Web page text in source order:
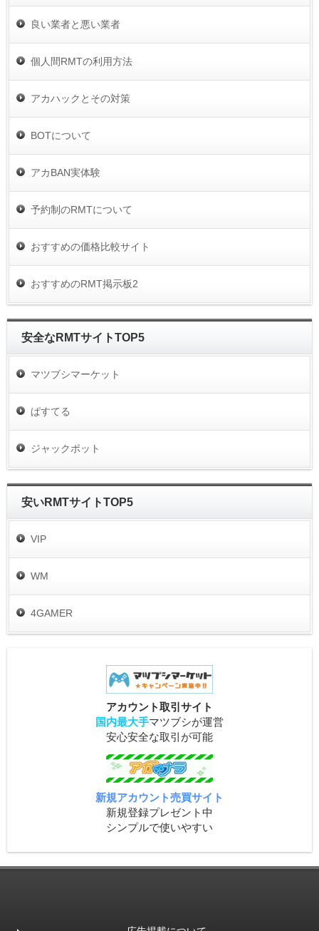
良い業者と悪い業者
個人間RMTの利用方法
アカハックとその対策
BOTについて
アカBAN実体験
予約制のRMTについて
おすすめの価格比較サイト
おすすめのRMT掲示板2
安全なRMTサイトTOP5
マツブシマーケット
ぱすてる
ジャックポット
安いRMTサイトTOP5
VIP
WM
4GAMER
アカウント取引サイト
国内最大手マツブシが運営
安心安全な取引が可能
新規アカウント売買サイト
新規登録プレゼント中
シンプルで使いやすい